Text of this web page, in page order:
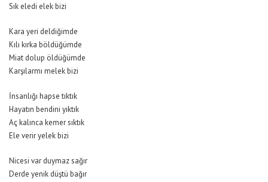
Sık eledi elek bizi
Kara yeri deldiğimde
Kılı kırka böldüğümde
Miat dolup öldüğümde
Karşılarmı melek bizi
İnsanlığı hapse tıktık
Hayatın bendini yıktık
Aç kalınca kemer sıktık
Ele verir yelek bizi
Nicesi var duymaz sağır
Derde yenik düştü bağır